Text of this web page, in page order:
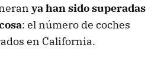
ya han sido superadas
: el número de coches
en California.